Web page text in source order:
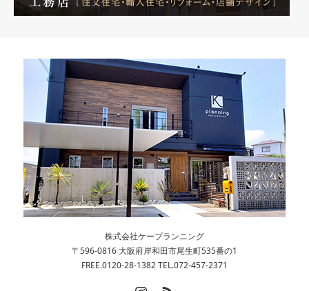
株式会社ケープランニング
〒596-0816 大阪府岸和田市尾生町535番の1
FREE.0120-28-1382 TEL.072-457-2371